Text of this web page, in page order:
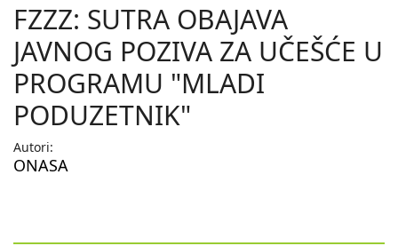
FZZZ: SUTRA OBAJAVA
JAVNOG POZIVA ZA UČEŠĆE U
PROGRAMU "MLADI
PODUZETNIK"
Autori:
ONASA